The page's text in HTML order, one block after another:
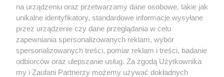
O FIRMIE POLITYKA PRYWATNOŚCI HOSTING
REKLAMA WSPÓŁPRACA RSS FACEBOOK KONTAKT
na urządzeniu oraz przetwarzamy dane osobowe, takie jak
unikalne identyfikatory, standardowe informacje wysyłane
przez urządzenie czy dane przeglądania w celu
zapewniania spersonalizowanych reklam, wybór
spersonalizowanych treści, pomiar reklam i treści, badanie
odbiorców oraz ulepszanie usług. Za zgodą Użytkownika
my i Zaufani Partnerzy możemy używać dokładnych